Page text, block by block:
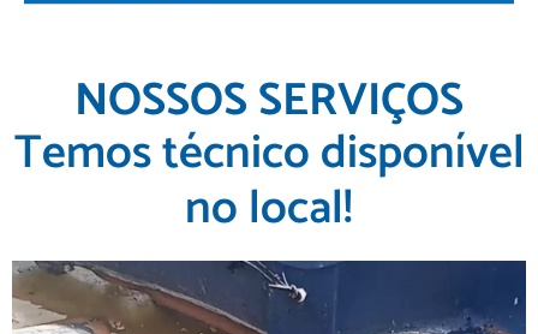
NOSSOS SERVIÇOS
Temos técnico disponível
no local!